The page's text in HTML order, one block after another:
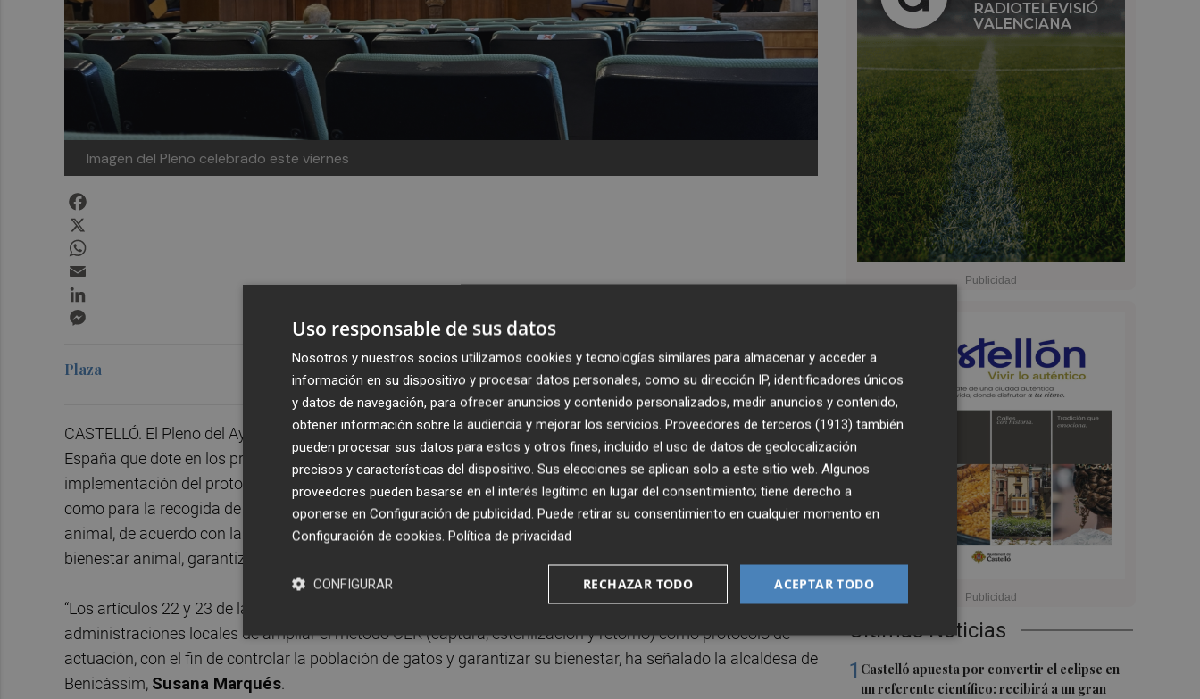
Imagen del Pleno celebrado este viernes
Últimas Noticias
1 Castelló apuesta por convertir el eclipse en
un referente científico: recibirá a un gran
Plaza Publicado: 25/07/2025 ·16:14
CASTELLÓ. El Pleno del Ayuntamiento de Benicàssim ha aprobado este viernes solicitar al Gobierno de
España que dote en los próximos presupuestos generales del Estado (PGE) un fondo específico para la
implementación del protocolo CER (captura, esterilización y retorno) en la gestión de colonias felinas así
como para la recogida de animales extraviados y abandonados y su alojamiento en centros de protección
animal, de acuerdo con las exigencias de la ley 7/2023, de 28 de marzo, de protección de los derechos y el
bienestar animal, garantizando de esta forma, la suficiencia financiera de las administraciones locales.
“Los artículos 22 y 23 de la ley 7/2023, de 28 de marzo, determinan un aumento de las obligaciones de las
administraciones locales de ampliar el método CER (captura, esterilización y retorno) como protocolo de
actuación, con el fin de controlar la población de gatos y garantizar su bienestar, ha señalado la alcaldesa de
Benicàssim, Susana Marqués.
Uso responsable de sus datos
Nosotros y nuestros socios utilizamos cookies y tecnologías similares para almacenar y acceder a
información en su dispositivo y procesar datos personales, como su dirección IP, identificadores únicos
y datos de navegación, para ofrecer anuncios y contenido personalizados, medir anuncios y contenido,
obtener información sobre la audiencia y mejorar los servicios. Proveedores de terceros (1913) también
pueden procesar sus datos para estos y otros fines, incluido el uso de datos de geolocalización
precisos y características del dispositivo. Sus elecciones se aplican solo a este sitio web. Algunos
proveedores pueden basarse en el interés legítimo en lugar del consentimiento; tiene derecho a
oponerse en Configuración de publicidad. Puede retirar su consentimiento en cualquier momento en
Configuración de cookies. Política de privacidad
ACEPTAR TODO
RECHAZAR TODO
CONFIGURAR